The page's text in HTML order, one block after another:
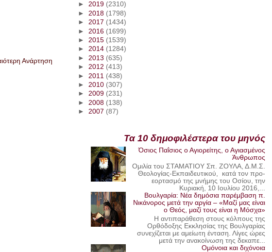
Ανάρτηση
►2019 (2310)
► 2018 (1798)
►2017 (1434)
► 2016 (1699)
► 2015 (1539)
►2014 (1284)
► 2013 (635)
►2012 (413)
► 2011 (438)
► 2010 (307)
►2009 (231)
► 2008 (138)
►2007 (87)
Τα 10 δημοφιλέστερα του μηνός
Όσιος Παΐσιος ο Αγιορείτης, ο Αγιασμένος
Άνθρωπος
Ομιλία του ΣΤΑΜΑΤΙΟΥ Σπ. ΖΟΥΛΑ, Δ.Μ.Σ.
Θεολογίας-Εκπαιδευτικού, κατά τον προ-
εορτασμό της μνήμης του Οσίου, την
Κυριακή, 10 Ιουλίου 2016,...
Βουλγαρία: Νέα δημόσια παρέμβαση π.
Νικάνορος μετά την αργία – «Μαζί μας είναι
ο Θεός, μαζί τους είναι η Μόσχα»
Η αντιπαράθεση στους κόλπους της
Ορθόδοξης Εκκλησίας της Βουλγαρίας
συνεχίζεται με αμείωτη ένταση. Λίγες ώρες
μετά την ανακοίνωση της δεκαπε...
Ομόνοια και διχόνοια